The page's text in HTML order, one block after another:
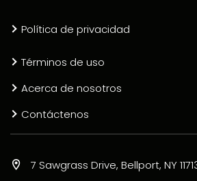
Política de privacidad
Términos de uso
Acerca de nosotros
Contáctenos
7 Sawgrass Drive, Bellport, NY